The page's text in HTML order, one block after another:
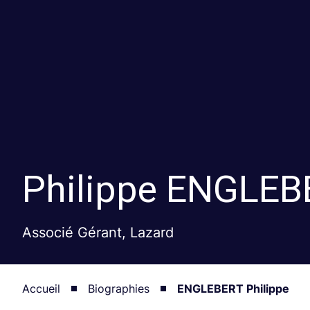
Philippe
Associé Gérant, Lazard
Accueil Biographies ENGLEBERT Philippe